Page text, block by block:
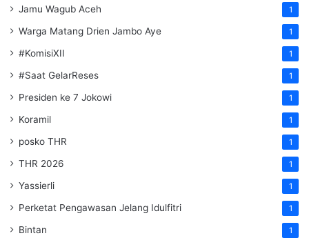
Jamu Wagub Aceh 1
Warga Matang Drien Jambo Aye 1
#KomisiXII 1
#Saat GelarReses 1
Presiden ke 7 Jokowi 1
Koramil 1
posko THR 1
THR 2026 1
Yassierli 1
Perketat Pengawasan Jelang Idulfitri 1
Bintan 1